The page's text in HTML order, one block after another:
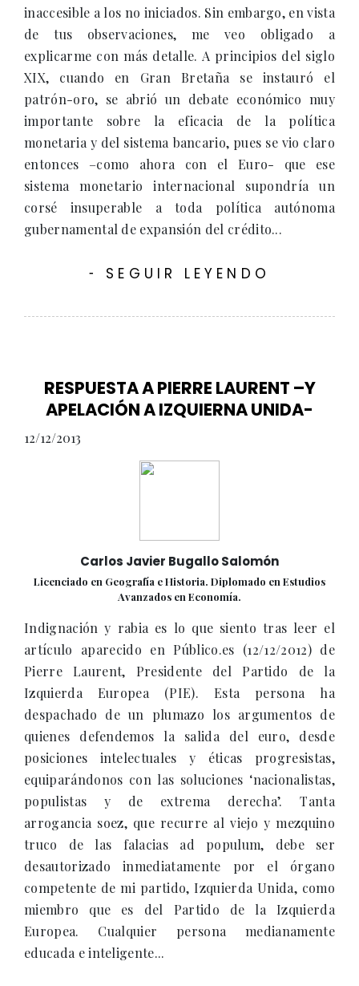
inaccesible a los no iniciados. Sin embargo, en vista
de tus observaciones, me veo obligado a
explicarme con más detalle. A principios del siglo
XIX, cuando en Gran Bretaña se instauró el
patrón-oro, se abrió un debate económico muy
importante sobre la eficacia de la política
monetaria y del sistema bancario, pues se vio claro
entonces –como ahora con el Euro- que ese
sistema monetario internacional supondría un
corsé insuperable a toda política autónoma
gubernamental de expansión del crédito...
- SEGUIR LEYENDO
RESPUESTA A PIERRE LAURENT –Y
APELACIÓN A IZQUIERNA UNIDA-
12/12/2013
Carlos Javier Bugallo Salomón
Licenciado en Geografía e Historia. Diplomado en Estudios
Avanzados en Economía.
Indignación y rabia es lo que siento tras leer el
artículo aparecido en Público.es (12/12/2012) de
Pierre Laurent, Presidente del Partido de la
Izquierda Europea (PIE). Esta persona ha
despachado de un plumazo los argumentos de
quienes defendemos la salida del euro, desde
posiciones intelectuales y éticas progresistas,
equiparándonos con las soluciones ‘nacionalistas,
populistas y de extrema derecha’. Tanta
arrogancia soez, que recurre al viejo y mezquino
truco de las falacias ad populum, debe ser
desautorizado inmediatamente por el órgano
competente de mi partido, Izquierda Unida, como
miembro que es del Partido de la Izquierda
Europea. Cualquier persona medianamente
educada e inteligente...